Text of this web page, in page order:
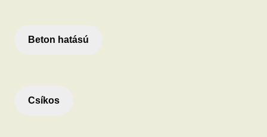
Beton hatású
Csíkos